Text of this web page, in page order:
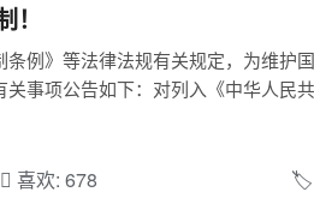
例》等法律法规有关规定，为维护
事项公告如下：对列入《中华人民
喜欢: 678 🏷️